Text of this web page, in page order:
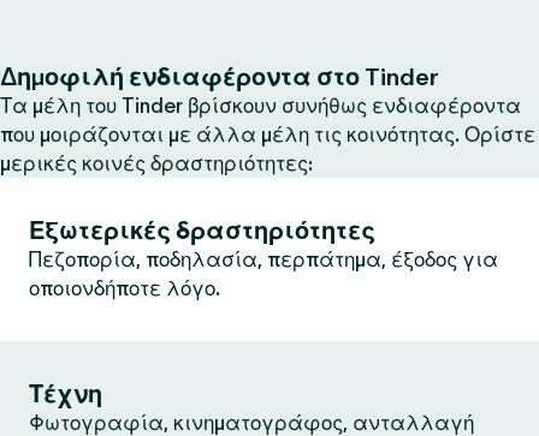
Δημοφιλή ενδιαφέροντα στο Tinder
Τα μέλη του Tinder βρίσκουν συνήθως ενδιαφέροντα
που μοιράζονται με άλλα μέλη τις κοινότητας. Ορίστε
μερικές κοινές δραστηριότητες:
Εξωτερικές δραστηριότητες
Πεζοπορία, ποδηλασία, περπάτημα, έξοδος για
οποιονδήποτε λόγο.
Τέχνη
Φωτογραφία, κινηματογράφος, ανταλλαγή